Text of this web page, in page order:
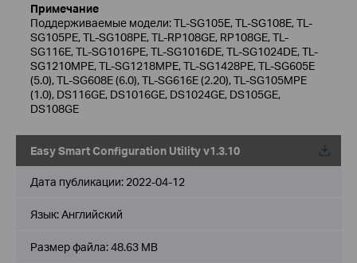
Примечание
Поддерживаемые модели: TL-SG105E, TL-SG108E, TL-
SG105PE, TL-SG108PE, TL-RP108GE, RP108GE, TL-
SG116E, TL-SG1016PE, TL-SG1016DE, TL-SG1024DE, TL-
SG1210MPE, TL-SG1218MPE, TL-SG1428PE, TL-SG605E
(5.0), TL-SG608E (6.0), TL-SG616E (2.20), TL-SG105MPE
(1.0), DS116GE, DS1016GE, DS1024GE, DS105GE,
DS108GE
Easy Smart Configuration Utility v1.3.10
Дата публикации: 2022-04-12
Язык:Английский
Размер файла:48.63 MB